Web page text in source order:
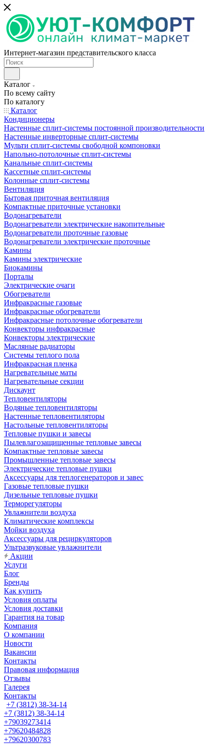
Интернет-магазин представительского класса
Каталог
По всему сайту
По каталогу
Каталог
Кондиционеры
Настенные сплит-системы постоянной производительности
Настенные инверторные сплит-системы
Мульти сплит-системы свободной компоновки
Напольно-потолочные сплит-системы
Канальные сплит-системы
Кассетные сплит-системы
Колонные сплит-системы
Вентиляция
Бытовая приточная вентиляция
Компактные приточные установки
Водонагреватели
Водонагреватели электрические накопительные
Водонагреватели проточные газовые
Водонагреватели электрические проточные
Камины
Камины электрические
Биокамины
Порталы
Электрические очаги
Обогреватели
Инфракрасные газовые
Инфракрасные обогреватели
Инфракрасные потолочные обогреватели
Конвекторы инфракрасные
Конвекторы электрические
Масляные радиаторы
Системы теплого пола
Инфракрасная пленка
Нагревательные маты
Нагревательные секции
Дискаунт
Тепловентиляторы
Водяные тепловентиляторы
Настенные тепловентиляторы
Настольные тепловентиляторы
Тепловые пушки и завесы
Пылевлагозащищенные тепловые завесы
Компактные тепловые завесы
Промышленные тепловые завесы
Электрические тепловые пушки
Аксессуары для теплогенераторов и завес
Газовые тепловые пушки
Дизельные тепловые пушки
Терморегуляторы
Увлажнители воздуха
Климатические комплексы
Мойки воздуха
Аксессуары для рециркуляторов
Ультразвуковые увлажнители
Акции
Услуги
Блог
Бренды
Как купить
Условия оплаты
Условия доставки
Гарантия на товар
Компания
О компании
Новости
Вакансии
Контакты
Правовая информация
Отзывы
Галерея
Контакты
+7 (3812) 38-34-14
+7 (3812) 38-34-14
+79039273414
+79620484828
+79620300783